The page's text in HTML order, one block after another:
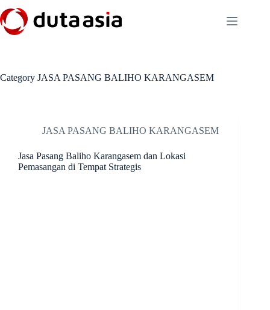
to
content
Category JASA PASANG BALIHO KARANGASEM
JASA PASANG BALIHO KARANGASEM
Jasa Pasang Baliho Karangasem dan Lokasi
Pemasangan di Tempat Strategis